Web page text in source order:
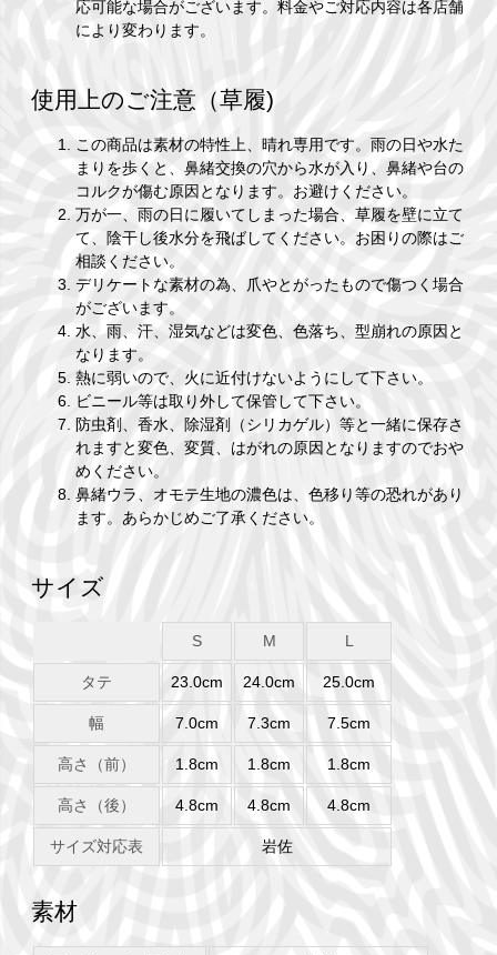
応可能な場合がございます。料金やご対応内容は各店舗
により変わります。
使用上のご注意（草履)
この商品は素材の特性上、晴れ専用です。雨の日や水た
まりを歩くと、鼻緒交換の穴から水が入り、鼻緒や台の
コルクが傷む原因となります。お避けください。
万が一、雨の日に履いてしまった場合、草履を壁に立て
て、陰干し後水分を飛ばしてください。お困りの際はご
相談ください。
デリケートな素材の為、爪やとがったもので傷つく場合
がございます。
水、雨、汗、湿気などは変色、色落ち、型崩れの原因と
なります。
熱に弱いので、火に近付けないようにして下さい。
ビニール等は取り外して保管して下さい。
防虫剤、香水、除湿剤（シリカゲル）等と一緒に保存さ
れますと変色、変質、はがれの原因となりますのでおや
めください。
鼻緒ウラ、オモテ生地の濃色は、色移り等の恐れがあり
ます。あらかじめご了承ください。
サイズ
S M L
タテ 23.0cm 24.0cm 25.0cm
幅 7.0cm 7.3cm 7.5cm
高さ（前） 1.8cm 1.8cm 1.8cm
高さ（後） 4.8cm 4.8cm 4.8cm
サイズ対応表 岩佐
素材